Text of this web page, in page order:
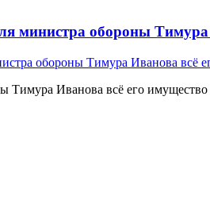
министра обороны
Тимура Иванова всё его